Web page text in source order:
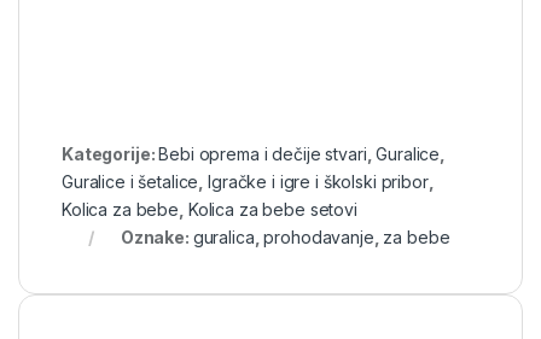
Kategorije:Bebi oprema i dečije stvari ,Guralice
Guralice i šetalice ,Igračke i igre i školski pribor,
Kolica za bebe Kolica za bebe setovi
Oznake: guralica ,prohodavanje za bebe